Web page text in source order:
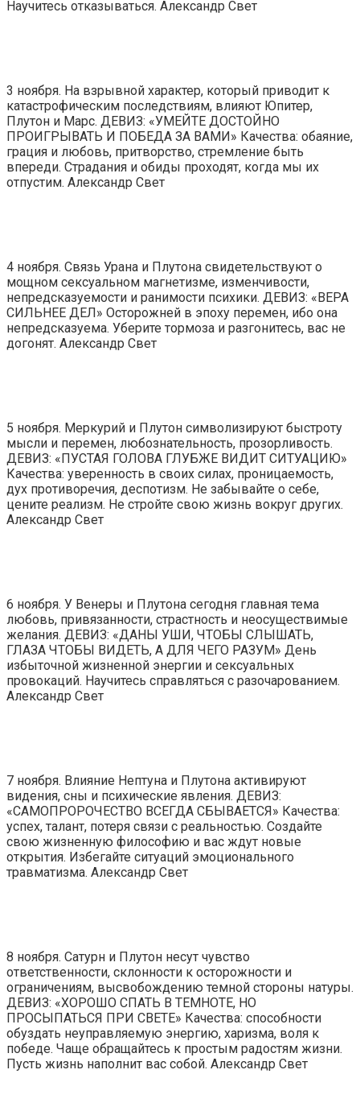
Научитесь отказываться. Александр Свет
3 ноября. На взрывной характер, который приводит к
катастрофическим последствиям, влияют Юпитер,
Плутон и Марс. ДЕВИЗ: «УМЕЙТЕ ДОСТОЙНО
ПРОИГРЫВАТЬ И ПОБЕДА ЗА ВАМИ» Качества: обаяние,
грация и любовь, притворство, стремление быть
впереди. Страдания и обиды проходят, когда мы их
отпустим. Александр Свет
4 ноября. Связь Урана и Плутона свидетельствуют о
мощном сексуальном магнетизме, изменчивости,
непредсказуемости и ранимости психики. ДЕВИЗ: «ВЕРА
СИЛЬНЕЕ ДЕЛ» Осторожней в эпоху перемен, ибо она
непредсказуема. Уберите тормоза и разгонитесь, вас не
догонят. Александр Свет
5 ноября. Меркурий и Плутон символизируют быстроту
мысли и перемен, любознательность, прозорливость.
ДЕВИЗ: «ПУСТАЯ ГОЛОВА ГЛУБЖЕ ВИДИТ СИТУАЦИЮ»
Качества: уверенность в своих силах, проницаемость,
дух противоречия, деспотизм. Не забывайте о себе,
цените реализм. Не стройте свою жизнь вокруг других.
Александр Свет
6 ноября. У Венеры и Плутона сегодня главная тема
любовь, привязанности, страстность и неосуществимые
желания. ДЕВИЗ: «ДАНЫ УШИ, ЧТОБЫ СЛЫШАТЬ,
ГЛАЗА ЧТОБЫ ВИДЕТЬ, А ДЛЯ ЧЕГО РАЗУМ» День
избыточной жизненной энергии и сексуальных
провокаций. Научитесь справляться с разочарованием.
Александр Свет
7 ноября. Влияние Нептуна и Плутона активируют
видения, сны и психические явления. ДЕВИЗ:
«САМОПРОРОЧЕСТВО ВСЕГДА СБЫВАЕТСЯ» Качества:
успех, талант, потеря связи с реальностью. Создайте
свою жизненную философию и вас ждут новые
открытия. Избегайте ситуаций эмоционального
травматизма. Александр Свет
8 ноября. Сатурн и Плутон несут чувство
ответственности, склонности к осторожности и
ограничениям, высвобождению темной стороны натуры.
ДЕВИЗ: «ХОРОШО СПАТЬ В ТЕМНОТЕ, НО
ПРОСЫПАТЬСЯ ПРИ СВЕТЕ» Качества: способности
обуздать неуправляемую энергию, харизма, воля к
победе. Чаще обращайтесь к простым радостям жизни.
Пусть жизнь наполнит вас собой. Александр Свет